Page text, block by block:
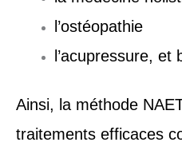
l’ostéopathie
l’acupressure, et
Ainsi, la méthode
traitements efficaces